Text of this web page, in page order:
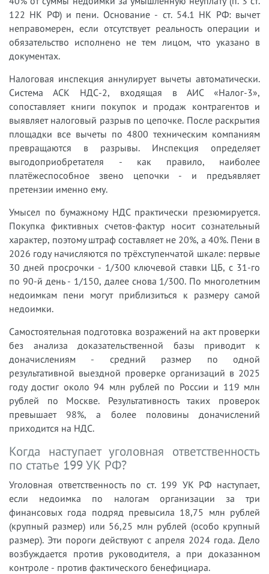
122 НК РФ) и пени. Основание - ст. 54.1 НК РФ: вычет
неправомерен, если отсутствует реальность операции и
обязательство исполнено не тем лицом, что указано в
документах.
Налоговая инспекция аннулирует вычеты автоматически.
Система АСК НДС-2, входящая в АИС «Налог-3»,
сопоставляет книги покупок и продаж контрагентов и
выявляет налоговый разрыв по цепочке. После раскрытия
площадки все вычеты по 4800 техническим компаниям
превращаются в разрывы. Инспекция определяет
выгодоприобретателя - как правило, наиболее
платёжеспособное звено цепочки - и предъявляет
претензии именно ему.
Умысел по бумажному НДС практически презюмируется.
Покупка фиктивных счетов-фактур носит сознательный
характер, поэтому штраф составляет не 20%, а 40%. Пени в
2026 году начисляются по трёхступенчатой шкале: первые
30 дней просрочки - 1/300 ключевой ставки ЦБ, с 31-го
по 90-й день - 1/150, далее снова 1/300. По многолетним
недоимкам пени могут приблизиться к размеру самой
недоимки.
Самостоятельная подготовка возражений на акт проверки
без анализа доказательственной базы приводит к
доначислениям - средний размер по одной
результативной выездной проверке организаций в 2025
году достиг около 94 млн рублей по России и 119 млн
рублей по Москве. Результативность таких проверок
превышает 98%, а более половины доначислений
приходится на НДС.
Когда наступает уголовная ответственность
по статье 199 УК РФ?
Уголовная ответственность по ст. 199 УК РФ наступает,
если недоимка по налогам организации за три
финансовых года подряд превысила 18,75 млн рублей
(крупный размер) или 56,25 млн рублей (особо крупный
размер). Эти пороги действуют с апреля 2024 года. Дело
возбуждается против руководителя, а при доказанном
контроле - против фактического бенефициара.